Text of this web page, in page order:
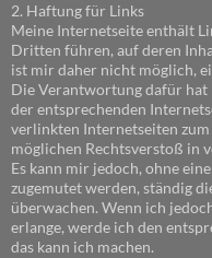
2. Haftung für Links
Meine Internetseite enthält
Dritten führen, auf deren
ist mir daher nicht möglich,
Die Verantwortung dafür
der entsprechenden
verlinkten Internetseiten
möglichen Rechtsverstoß in
Es kann mir jedoch, ohne
zugemutet werden, ständig
überwachen. Wenn ich
erlange, werde ich den
das kann ich machen.